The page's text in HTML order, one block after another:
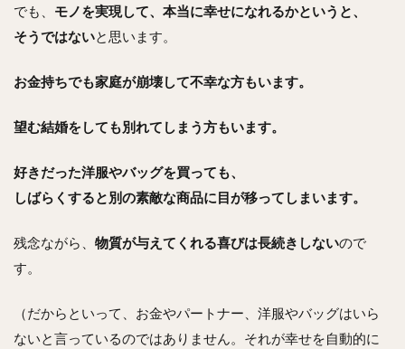
でも、 モノを実現して、本当に幸せになれるかというと、
そうではないと思います。
お金持ちでも家庭が崩壊して不幸な方もいます。
望む結婚をしても別れてしまう方もいます。
好きだった洋服やバッグを買っても、
しばらくすると別の素敵な商品に目が移ってしまいます。
残念ながら、 物質が与えてくれる喜びは長続きしないので
す。
（だからといって、お金やパートナー、洋服やバッグはいら
ないと言っているのではありません。それが幸せを自動的に